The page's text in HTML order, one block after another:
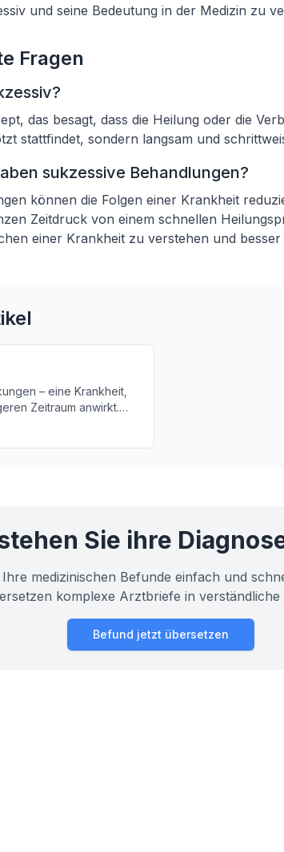
und seine Bedeutung in der Medizin zu
Fragen
das besagt, dass die Heilung oder die
stattfindet, sondern langsam und
sukzessive Behandlungen?
können die Folgen einer Krankheit
Zeitdruck von einem schnellen
einer Krankheit zu verstehen und
– eine Krankheit,
Zeitraum anwirkt.
Erkrankungen und wie
Sie ihre
medizinischen Befunde einfach und
komplexe Arztbriefe in verständliche
Befund jetzt übersetzen